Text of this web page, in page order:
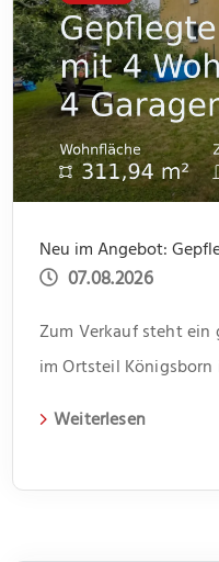
07.08.2026
Zum Verkauf steht
im Ortsteil Königsborn
Weiterlesen